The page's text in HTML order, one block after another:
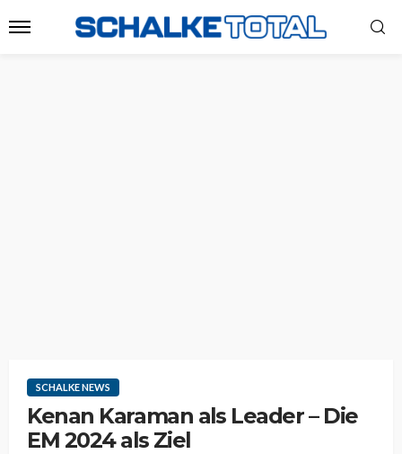
SCHALKE NEWS
Kenan Karaman als Leader – Die
EM 2024 als Ziel